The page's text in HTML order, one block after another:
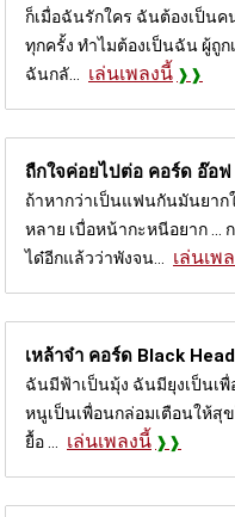
ก็เมื่อฉันรักใคร ฉันต้องเป็นค
ทุกครั้ง ทำไมต้องเป็นฉัน ผู้ถู
ฉันกลั...
เล่นเพลงนี้
ถืกใจค่อยไปต่อ คอร์ด อ๊อฟ
ถ้าหากว่าเป็นแฟนกันมันยาก
หลาย เบื่อหน้ากะหนีอยาก ...
ได๋อีกแล้วว่าพังจน...
เล่นเพ
เหล้าจ๋า คอร์ด Black Head
ฉันมีฟ้าเป็นมุ้ง ฉันมียุงเป็นเ
หนูเป็นเพื่อนกล่อมเตือนให้สุ
ยื้อ ...
เล่นเพลงนี้